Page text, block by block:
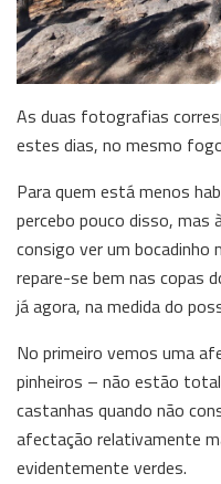
As duas fotografias
estes dias, no mesmo
Para quem está menos
percebo pouco disso,
consigo ver um bocadinho
repare-se bem nas copas
já agora, na medida do
No primeiro vemos uma
pinheiros – não estão
castanhas quando não
afectação relativamente
evidentemente verdes.